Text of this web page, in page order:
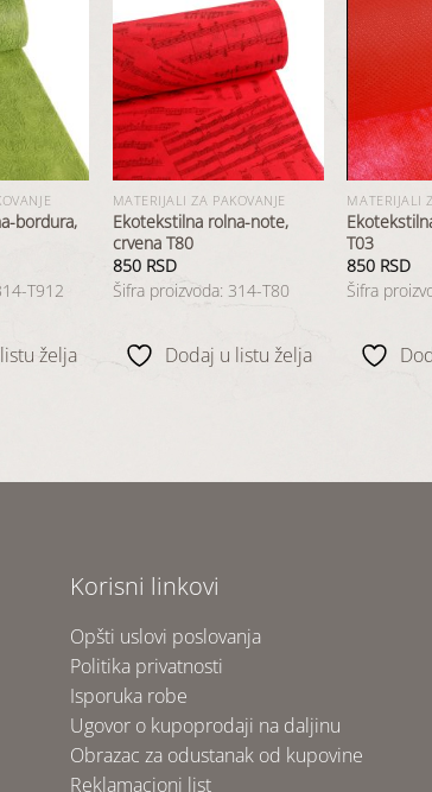
Dodaj
u
listu
želja
bordura,
T912
želja
Dodaj
u
listu
želja
MATERIJALI ZA PAKOVANJE
Ekotekstilna rolna-note,
crvena T80
850 RSD
Šifra proizvoda: 314-T80
Dodaj u listu želja
MATERIJALI
T03
850 RSD
Šifra
Korisni linkovi
Opšti uslovi poslovanja
Politika privatnosti
Isporuka robe
Ugovor o kupoprodaji na daljinu
Obrazac za odustanak od kupovine
Reklamacioni list